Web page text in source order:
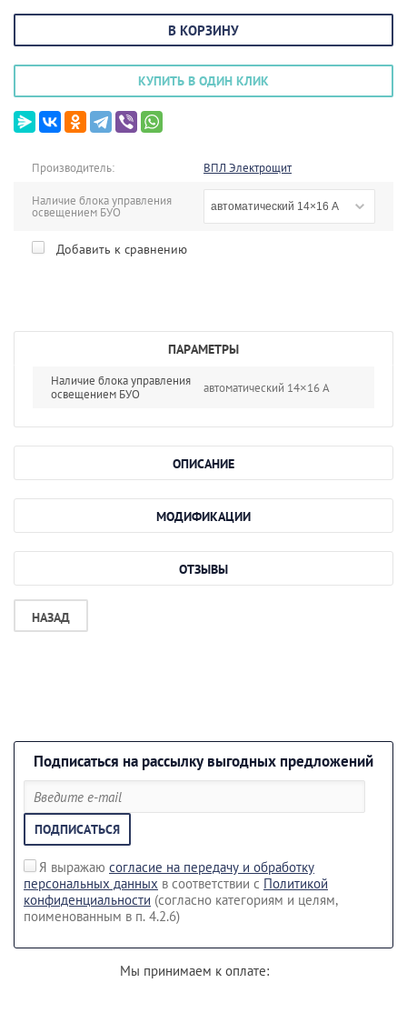
В КОРЗИНУ
КУПИТЬ В ОДИН КЛИК
Производитель: ВПЛ Электрощит
Наличие блока управления
освещением БУО автоматический 14×16 А
Добавить к сравнению
ПАРАМЕТРЫ
Наличие блока управления
освещением БУО
автоматический 14×16 А
ОПИСАНИЕ
МОДИФИКАЦИИ
ОТЗЫВЫ
НАЗАД
Подписаться на рассылку выгодных предложений
Я выражаю согласие на передачу и обработку
персональных данных в соответствии с Политикой
конфиденциальности (согласно категориям и целям,
поименованным в п. 4.2.6)
ПОДПИСАТЬСЯ
Мы принимаем к оплате: